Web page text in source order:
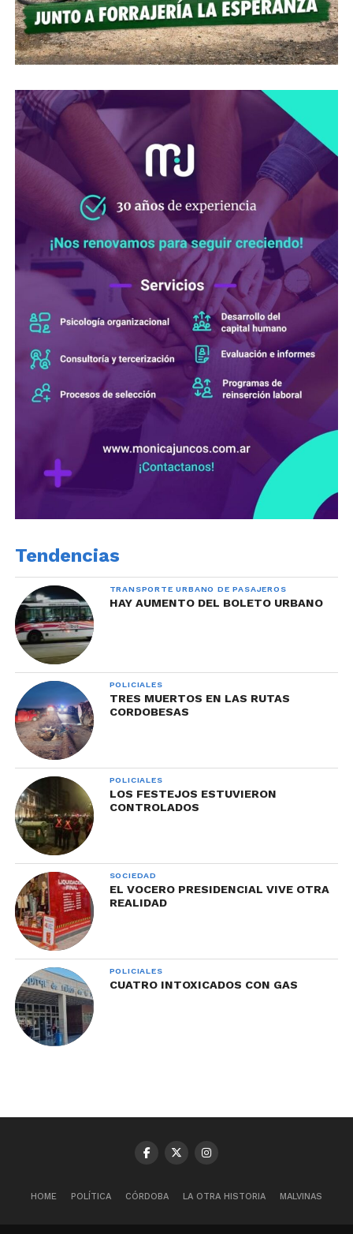
Tendencias
TRANSPORTE URBANO DE PASAJEROS
HAY AUMENTO DEL BOLETO URBANO
POLICIALES
TRES MUERTOS EN LAS RUTAS
CORDOBESAS
POLICIALES
LOS FESTEJOS ESTUVIERON
CONTROLADOS
SOCIEDAD
EL VOCERO PRESIDENCIAL VIVE OTRA
REALIDAD
POLICIALES
CUATRO INTOXICADOS CON GAS
HOME POLÍTICA CÓRDOBA LA OTRA HISTORIA MALVINAS